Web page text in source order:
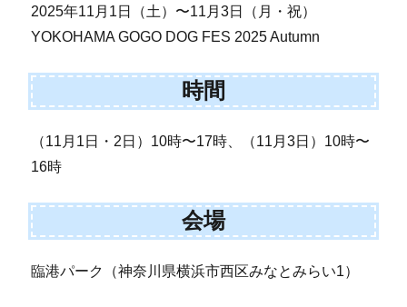
2025年11月1日（土）〜11月3日（月・祝）
YOKOHAMA GOGO DOG FES 2025 Autumn
時間
（11月1日・2日）10時〜17時、（11月3日）10時〜
16時
会場
臨港パーク（神奈川県横浜市西区みなとみらい1）